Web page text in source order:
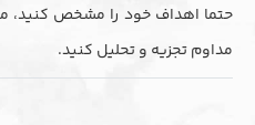
حتما اهداف خود را مشخص کنید،
مداوم تجزیه و تحلیل کنید.